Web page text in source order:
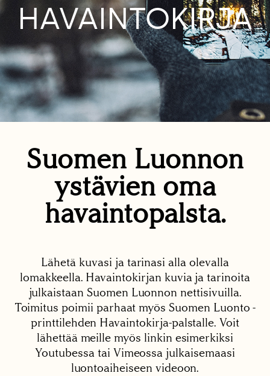
HAVAINTOKIRJA
Suomen Luonnon
ystävien oma
havaintopalsta.
Lähetä kuvasi ja tarinasi alla olevalla
lomakkeella. Havaintokirjan kuvia ja tarinoita
julkaistaan Suomen Luonnon nettisivuilla.
Toimitus poimii parhaat myös Suomen Luonto -
printtilehden Havaintokirja-palstalle. Voit
lähettää meille myös linkin esimerkiksi
Youtubessa tai Vimeossa julkaisemaasi
luontoaiheiseen videoon.